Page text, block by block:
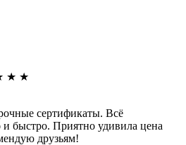
★ ★
сертификаты. Всё
и быстро. Приятно удивила цена
друзьям!